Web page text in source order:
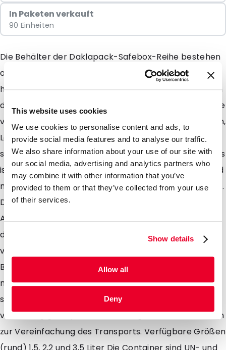
This website uses cookies
We use cookies to personalise content and ads, to
provide social media features and to analyse our traffic.
We also share information about your use of our site with
our social media, advertising and analytics partners who
may combine it with other information that you’ve
provided to them or that they’ve collected from your use
of their services.
Show details
Allow all
Deny
In Paketen verkauft
90 Einheiten
Die Behälter der Daklapack-Safebox-Reihe bestehen
aus umweltfreundlichem Polypropylen. Die Behälter
haben eine zusätzliche Wandstärke, um ein Eindringen
der Nadel zu verhindern. Die Behälter der Sharps-Serie
von Vital sind so konzipiert, dass sie in Krankenhäusern,
Labors oder Gesundheitseinrichtungen effizient und
sicher arbeiten. Das Öffnen und Schließen des Deckels
ist mit einem einfachen Griff einfach. Die Behälter sind
mit einer universellen Nadelentriegelung ausgestattet.
Der Deckel hat eine zusätzliche Öffnung für kleinen
Abfall und kann sowohl vorübergehend als auch
dauerhaft verriegelt werden. Der Deckel kann auch
vorübergehend und dauerhaft verriegelt werden. Der
Behälter (Etikett) hat eine sichtbare Fülllinie, die den
maximalen Füllstand angibt. Leistungen: Die Behälter
sind vollständig autoklavierbar. Kann leer oder
vollständig gestapelt werden Ausgestattet mit Griffen
zur Vereinfachung des Transports. Verfügbare Größen